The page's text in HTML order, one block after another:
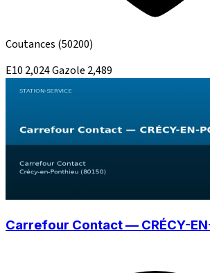
Coutances (50200)
E10 2,024Gazole 2,489
Carrefour Contact — CRÉCY-